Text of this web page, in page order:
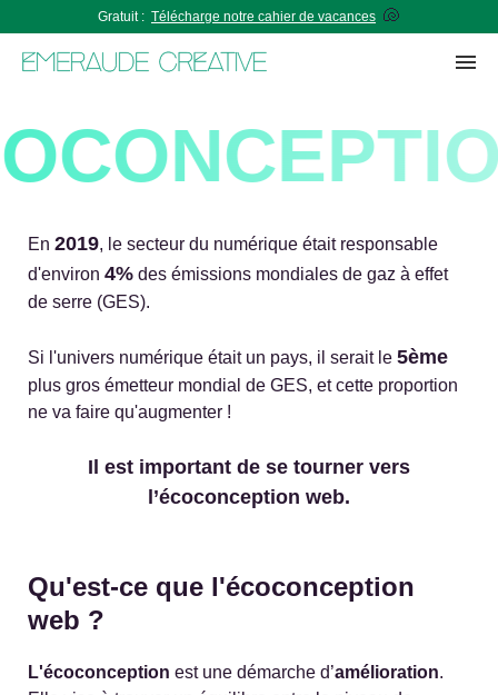
Gratuit : Télécharge notre cahier de vacances 🐚
Guide
Site écoconçu
Formation
Nous contacter
En 2019, le secteur du numérique était responsable
d'environ 4% des émissions mondiales de gaz à effet
de serre (GES).
Si l'univers numérique était un pays, il serait le 5ème
plus gros émetteur mondial de GES, et cette proportion
ne va faire qu'augmenter !
Il est important de se tourner vers
l’écoconception web.
Qu'est-ce que l'écoconception
web ?
L'écoconception est une démarche d’amélioration.